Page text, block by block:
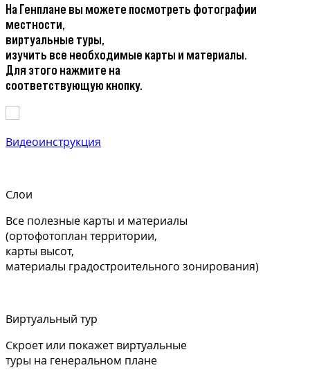
На Генплане вы можете посмотреть фотографии
местности,
виртуальные туры,
изучить все необходимые карты и материалы.
Для этого нажмите на
соответствующую кнопку.
Видеоинструкция
Слои
Все полезные карты и материалы
(ортофотоплан территории,
карты высот,
материалы градостроительного зонирования)
Виртуальный тур
Скроет или покажет виртуальные
туры на генеральном плане